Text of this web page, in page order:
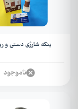
پنکه شارژی دستی و
ناموجود